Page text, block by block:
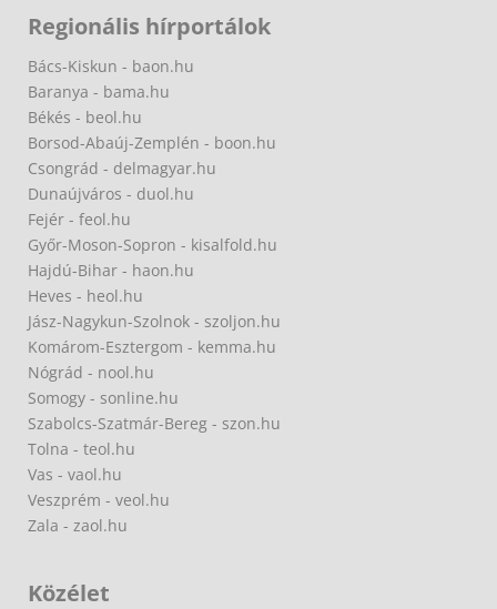
Regionális hírportálok
Bács-Kiskun - baon.hu
Baranya - bama.hu
Békés - beol.hu
Borsod-Abaúj-Zemplén - boon.hu
Csongrád - delmagyar.hu
Dunaújváros - duol.hu
Fejér - feol.hu
Győr-Moson-Sopron - kisalfold.hu
Hajdú-Bihar - haon.hu
Heves - heol.hu
Jász-Nagykun-Szolnok - szoljon.hu
Komárom-Esztergom - kemma.hu
Nógrád - nool.hu
Somogy - sonline.hu
Szabolcs-Szatmár-Bereg - szon.hu
Tolna - teol.hu
Vas - vaol.hu
Veszprém - veol.hu
Zala - zaol.hu
Közélet